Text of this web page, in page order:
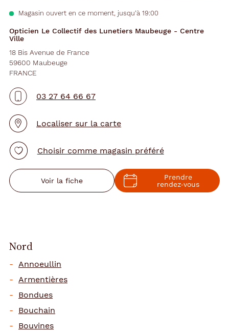
Opticien Le Collectif des Lunetiers Maubeuge - Centre
Ville
Magasin ouvert en ce moment, jusqu’à 19:00
18 Bis Avenue de France
59600 Maubeuge
FRANCE
03 27 64 66 67
Localiser sur la carte
Choisir comme magasin préféré
Voir la fiche
Prendre
rendez‑vous
Nord
Annoeullin
Armentières
Bondues
Bouchain
Bouvines